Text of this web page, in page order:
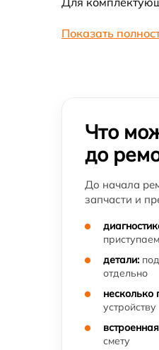
Замена
Замена DMD-
Прошивка
Чистка
Замена
Xiaomi
Показать
Что
до
До начала
запчасти и
детали:
отдельно
несколько
устройству
смету